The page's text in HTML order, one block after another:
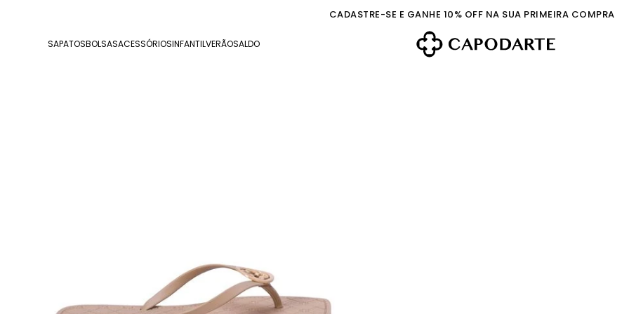
CADASTRE-SE E GANHE 10% OFF NA SUA PRIMEIRA COMPRA
SAPATOSBOLSASACESSÓRIOSINFANTILVERÃOSALDO